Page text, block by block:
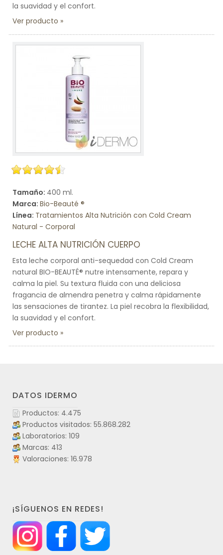
la suavidad y el confort.
Ver producto
Tamaño: 400 ml.
Marca: Bio-Beauté ®
Línea: Tratamientos Alta Nutrición con Cold Cream
Natural - Corporal
LECHE ALTA NUTRICIÓN CUERPO
Esta leche corporal anti-sequedad con Cold Cream
natural BIO-BEAUTÉ® nutre intensamente, repara y
calma la piel. Su textura fluida con una deliciosa
fragancia de almendra penetra y calma rápidamente
las sensaciones de tirantez. La piel recobra la flexibilidad,
la suavidad y el confort.
Ver producto
DATOS IDERMO
Productos: 4.475
Productos visitados: 55.868.282
Laboratorios: 109
Marcas: 413
Valoraciones: 16.978
¡SÍGUENOS EN REDES!